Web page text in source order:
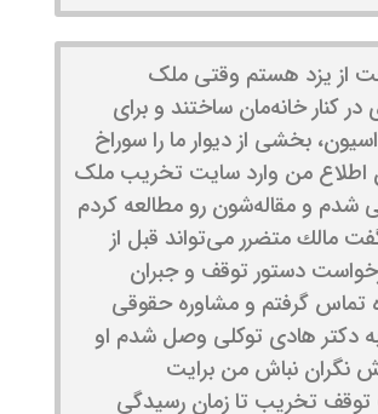
از یزد هستم وقتی ملک
در کنار خانه‌مان ساختند و برای
بخشی از دیوار ما را سوراخ
اطلاع من وارد سایت تخریب ملک
شدم و مقاله‌شون رو مطالعه کردم
مالك متضرر می‌تواند قبل از
دستور توقف و جبران
تماس گرفتم و مشاوره حقوقی
دکتر هادی توکلی وصل شدم او
نگران نباش من برایت
تخریب تا زمان رسیدگی